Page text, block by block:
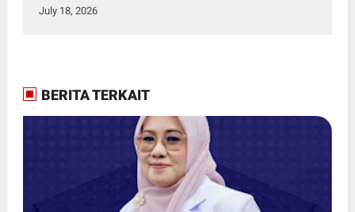
July 18, 2026
BERITA TERKAIT